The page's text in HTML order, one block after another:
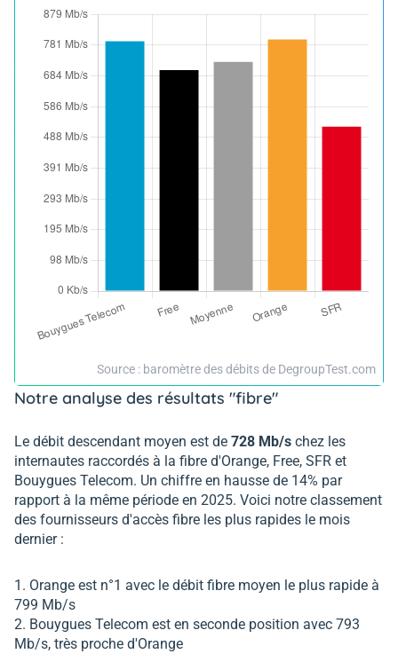
Source : baromètre des débits de DegroupTest.com
Notre analyse des résultats "fibre"
Le débit descendant moyen est de 728 Mb/s chez les
internautes raccordés à la fibre d'Orange, Free, SFR et
Bouygues Telecom. Un chiffre en hausse de 14% par
rapport à la même période en 2025. Voici notre classement
des fournisseurs d'accès fibre les plus rapides le mois
dernier :
Orange est n°1 avec le débit fibre moyen le plus rapide à
799 Mb/s
Bouygues Telecom est en seconde position avec 793
Mb/s, très proche d'Orange